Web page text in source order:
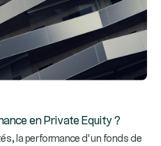
en Private Equity ?
la performance d’un fonds de